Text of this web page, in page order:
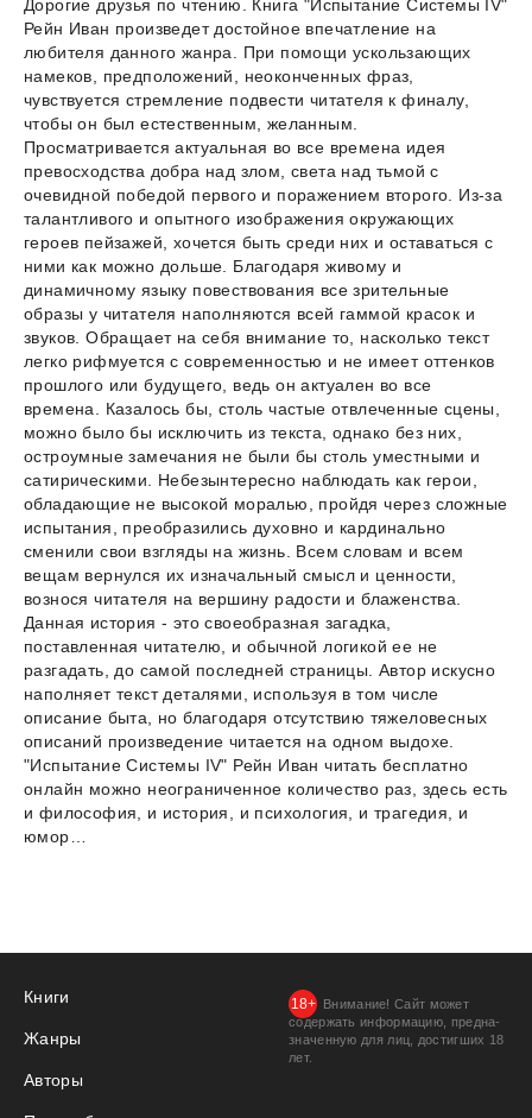
Дорогие друзья по чтению. Книга "Испытание Системы IV"
Рейн Иван произведет достойное впечатление на
любителя данного жанра. При помощи ускользающих
намеков, предположений, неоконченных фраз,
чувствуется стремление подвести читателя к финалу,
чтобы он был естественным, желанным.
Просматривается актуальная во все времена идея
превосходства добра над злом, света над тьмой с
очевидной победой первого и поражением второго. Из-за
талантливого и опытного изображения окружающих
героев пейзажей, хочется быть среди них и оставаться с
ними как можно дольше. Благодаря живому и
динамичному языку повествования все зрительные
образы у читателя наполняются всей гаммой красок и
звуков. Обращает на себя внимание то, насколько текст
легко рифмуется с современностью и не имеет оттенков
прошлого или будущего, ведь он актуален во все
времена. Казалось бы, столь частые отвлеченные сцены,
можно было бы исключить из текста, однако без них,
остроумные замечания не были бы столь уместными и
сатирическими. Небезынтересно наблюдать как герои,
обладающие не высокой моралью, пройдя через сложные
испытания, преобразились духовно и кардинально
сменили свои взгляды на жизнь. Всем словам и всем
вещам вернулся их изначальный смысл и ценности,
вознося читателя на вершину радости и блаженства.
Данная история - это своеобразная загадка,
поставленная читателю, и обычной логикой ее не
разгадать, до самой последней страницы. Автор искусно
наполняет текст деталями, используя в том числе
описание быта, но благодаря отсутствию тяжеловесных
описаний произведение читается на одном выдохе.
"Испытание Системы IV" Рейн Иван читать бесплатно
онлайн можно неограниченное количество раз, здесь есть
и философия, и история, и психология, и трагедия, и
юмор…
Книги
Жанры
Авторы
Внимание! Сайт может
содержать информацию, предна­
значенную для лиц, дости­гших 18
лет.